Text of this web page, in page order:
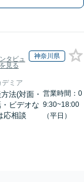
タビュ
見る
神奈川県
ミア
法(対面・
ビデオな
応相談
営業時間：0
9:30~18:00
（平日）